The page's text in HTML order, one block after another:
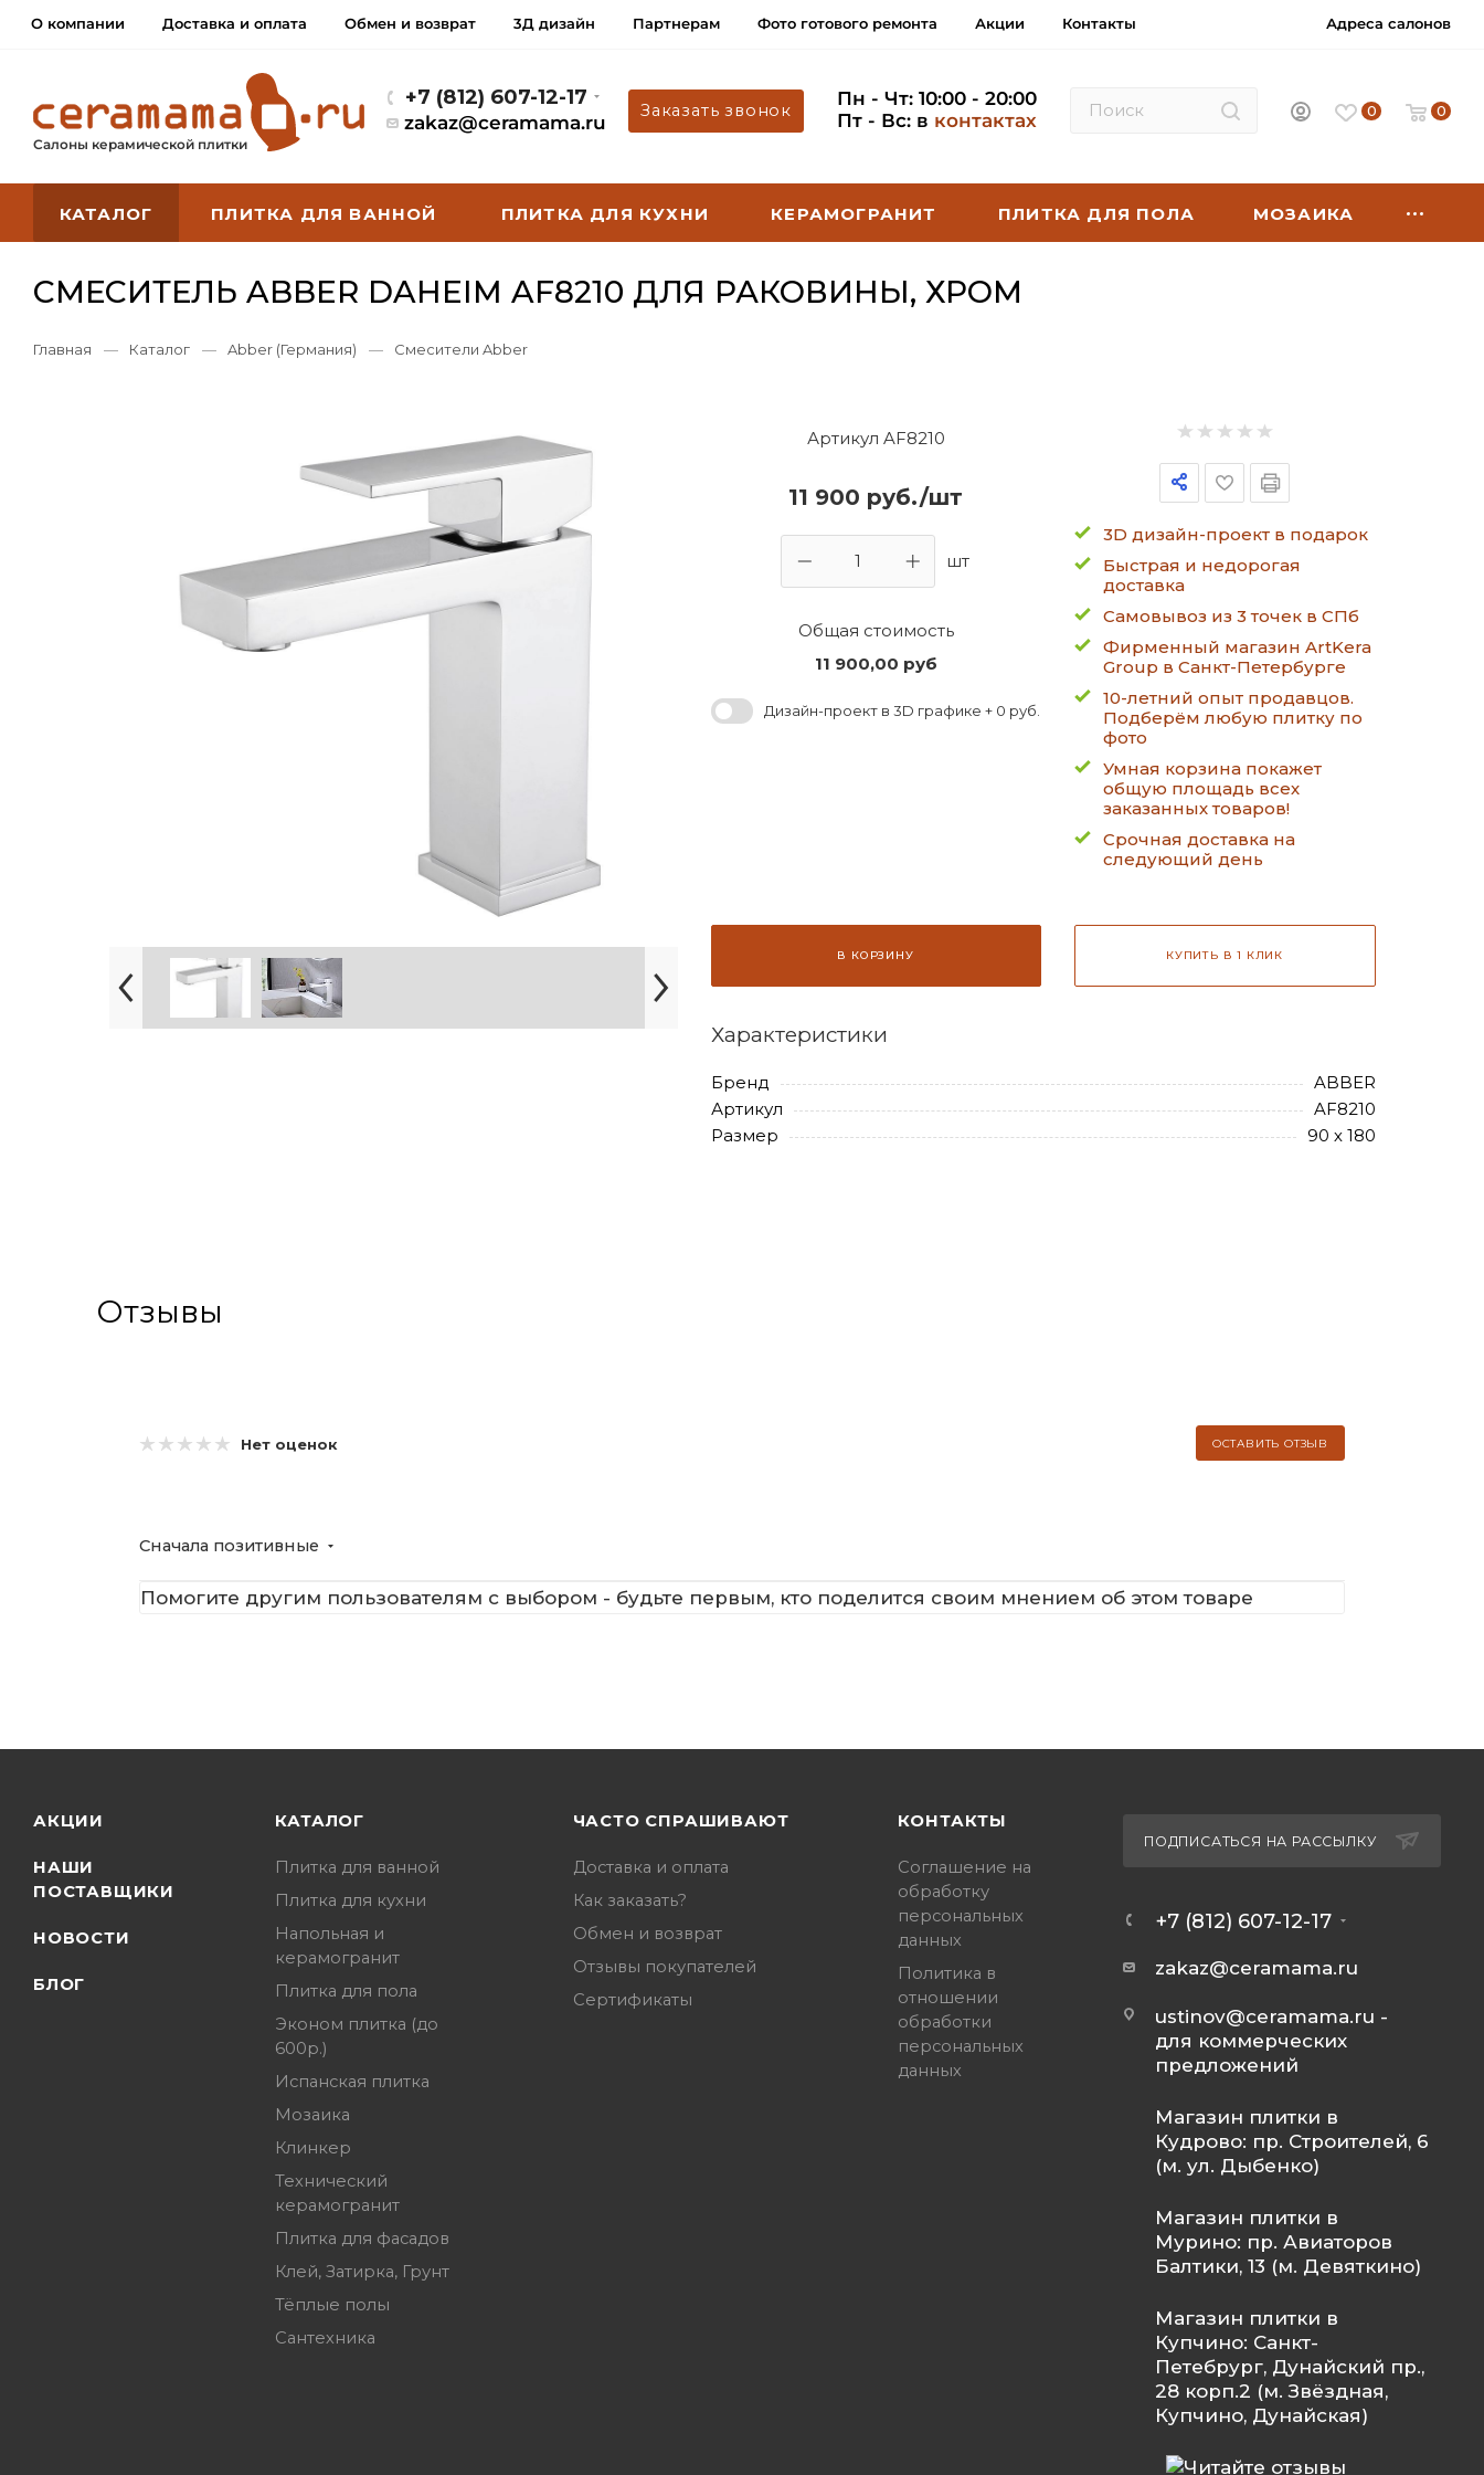
О компании Доставка и оплата Обмен и возврат 3Д дизайн Партнерам Фото готового ремонта Акции Контакты Адреса салонов
Салоны керамической плитки
+7 (812) 607-12-17
zakaz@ceramama.ru
Заказать звонок
Пн - Чт: 10:00 - 20:00
Пт - Вс: в контактах 0 0
КАТАЛОГ ПЛИТКА ДЛЯ ВАННОЙ ПЛИТКА ДЛЯ КУХНИ КЕРАМОГРАНИТ ПЛИТКА ДЛЯ ПОЛА МОЗАИКА
СМЕСИТЕЛЬ ABBER DAHEIM AF8210 ДЛЯ РАКОВИНЫ, ХРОМ
Главная — Каталог — Abber (Германия) — Смесители Abber
Артикул AF8210
11 900 руб./шт
шт
Общая стоимость
11 900,00 руб
Дизайн-проект в 3D графике + 0 руб.
3D дизайн-проект в подарок
Быстрая и недорогая
доставка
Самовывоз из 3 точек в СПб
Фирменный магазин ArtKera
Group в Санкт-Петербурге
10-летний опыт продавцов.
Подберём любую плитку по
фото
Умная корзина покажет
общую площадь всех
заказанных товаров!
Срочная доставка на
следующий день
В КОРЗИНУ КУПИТЬ В 1 КЛИК
Характеристики
Бренд
ABBER
Артикул
AF8210
Размер
90 х 180
Отзывы
Нет оценок ОСТАВИТЬ ОТЗЫВ
Сначала позитивные
Помогите другим пользователям с выбором - будьте первым, кто поделится своим мнением об этом товаре
АКЦИИ
НАШИ
ПОСТАВЩИКИ
НОВОСТИ
БЛОГ
КАТАЛОГ
Плитка для ванной
Плитка для кухни
Напольная и
керамогранит
Плитка для пола
Эконом плитка (до
600р.)
Испанская плитка
Мозаика
Клинкер
Технический
керамогранит
Плитка для фасадов
Клей, Затирка, Грунт
Тёплые полы
Сантехника
ЧАСТО СПРАШИВАЮТ
Доставка и оплата
Как заказать?
Обмен и возврат
Отзывы покупателей
Сертификаты
КОНТАКТЫ
Соглашение на
обработку
персональных
данных
Политика в
отношении
обработки
персональных
данных
ПОДПИСАТЬСЯ НА РАССЫЛКУ
+7 (812) 607-12-17
zakaz@ceramama.ru
ustinov@ceramama.ru -
для коммерческих
предложений
Магазин плитки в
Кудрово: пр. Строителей, 6
(м. ул. Дыбенко)
Магазин плитки в
Мурино: пр. Авиаторов
Балтики, 13 (м. Девяткино)
Магазин плитки в
Купчино: Санкт-
Петебрург, Дунайский пр.,
28 корп.2 (м. Звёздная,
Купчино, Дунайская)